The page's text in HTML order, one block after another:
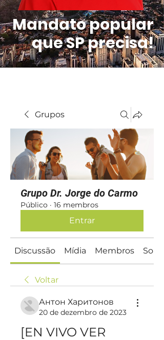
Mandato popular
que SP precisa!
Grupos
Grupo Dr. Jorge do Carmo
Público · 16 membros
Entrar
Discussão Mídia Membros Sobre
Voltar
Антон Харитонов
20 de dezembro de 2023
[EN VIVO VER